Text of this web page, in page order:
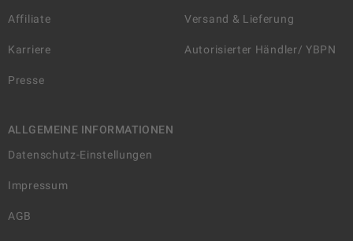
Affiliate
Karriere
Presse
Versand & Lieferung
Autorisierter Händler/ YBPN
ALLGEMEINE INFORMATIONEN
Datenschutz-Einstellungen
Impressum
AGB